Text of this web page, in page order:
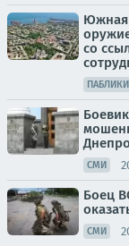
Южная
со
ПАБЛИКИ
СМИ
Боец
СМИ